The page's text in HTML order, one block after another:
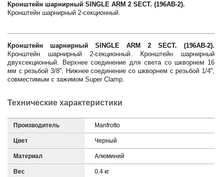
Кронштейн шарнирный SINGLE ARM 2 SECT. (196AB-2).
Кронштейн шарнирный 2-секционный.
Кронштейн шарнирный SINGLE ARM 2 SECT. (196AB-2).
Кронштейн шарнирный 2-секционный. Кронштейн шарнирный
двухсекционный. Верхнее соединение для света со шкворнем 16
мм с резьбой 3/8''. Нижнее соединение со шкворнем с резьбой 1/4'',
совместимым с зажимом Super Clamp.
Технические характеристики
Производитель Manfrotto
Цвет Черный
Материал Алюминий
Вес 0.4 кг